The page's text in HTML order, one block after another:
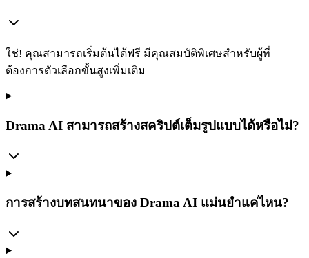
ใช่! คุณสามารถเริ่มต้นได้ฟรี มีคุณสมบัติพิเศษสำหรับผู้ที่
ต้องการตัวเลือกขั้นสูงเพิ่มเติม
Drama AI สามารถสร้างสคริปต์เต็มรูปแบบได้หรือไม่?
การสร้างบทสนทนาของ Drama AI แม่นยำแค่ไหน?